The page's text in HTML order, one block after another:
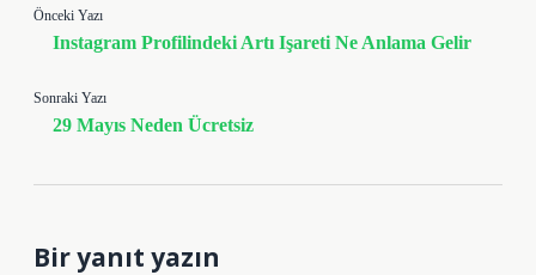
Önceki Yazı
Instagram Profilindeki Artı Işareti Ne Anlama Gelir
Sonraki Yazı
29 Mayıs Neden Ücretsiz
Bir yanıt yazın